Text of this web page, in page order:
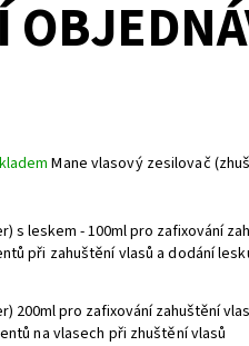
Mane vlasový zesilovač
s leskem - 100ml pro zafixování
při zahuštění vlasů a dodání
200ml pro zafixování zahuštění
na vlasech při zhuštění vlasů